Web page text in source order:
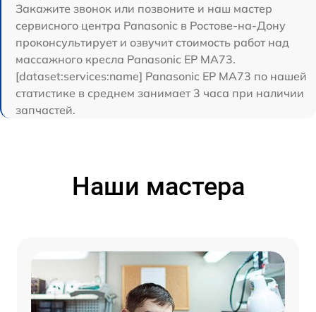
Закажите звонок или позвоните и наш мастер
сервисного центра Panasonic в Ростове-на-Дону
проконсультирует и озвучит стоимость работ над
массажного кресла Panasonic EP MA73.
[dataset:services:name] Panasonic EP MA73 по нашей
статистике в среднем занимает 3 часа при наличии
запчастей.
Наши мастера